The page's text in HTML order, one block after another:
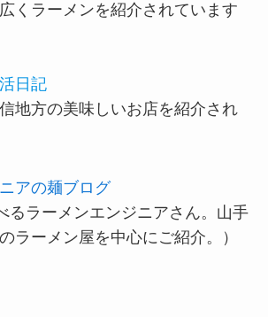
くラーメンを紹介されています
日記
地方の美味しいお店を紹介され
アの麺ブログ
るラーメンエンジニアさん。山手
ラーメン屋を中心にご紹介。）